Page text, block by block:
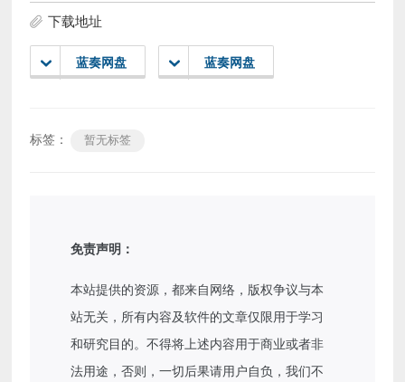
下载地址
蓝奏网盘 蓝奏网盘
标签： 暂无标签
免责声明：
本站提供的资源，都来自网络，版权争议与本
站无关，所有内容及软件的文章仅限用于学习
和研究目的。不得将上述内容用于商业或者非
法用途，否则，一切后果请用户自负，我们不